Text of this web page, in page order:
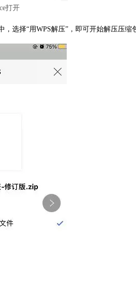
打开
选择“用WPS解压”，即可开始解压压缩